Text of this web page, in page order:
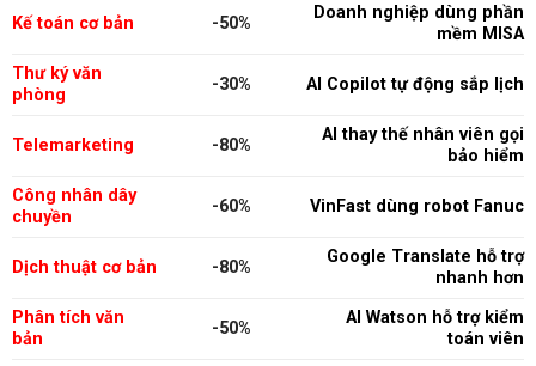
Kế toán cơ bản -50%
Doanh nghiệp dùng phần
mềm MISA
Thư ký văn
phòng
-30% AI Copilot tự động sắp lịch
Telemarketing -80%
AI thay thế nhân viên gọi
bảo hiểm
Công nhân dây
chuyền
-60% VinFast dùng robot Fanuc
Dịch thuật cơ bản -80%
Google Translate hỗ trợ
nhanh hơn
Phân tích văn
bản
-50%
AI Watson hỗ trợ kiểm
toán viên